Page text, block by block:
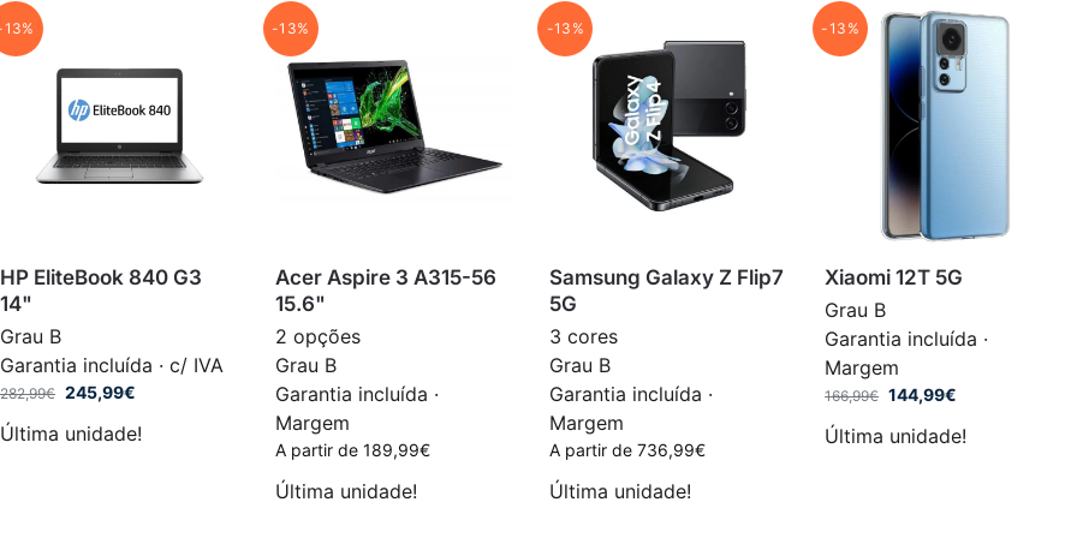
HP EliteBook 840 G3
14"
Grau B
Garantia incluída · c/ IVA
282,99€ 245,99€
Última unidade!
-13%
Acer Aspire 3 A315-56
15.6"
2 opções
Grau B
Garantia incluída ·
Margem
A partir de 189,99€
Última unidade!
-13%
Samsung Galaxy Z Flip7
5G
3 cores
Grau B
Garantia incluída ·
Margem
A partir de 736,99€
Última unidade!
-13%
Xiaomi 12T 5G
Grau B
Garantia incluída ·
Margem
166,99€ 144,99€
Última unidade!